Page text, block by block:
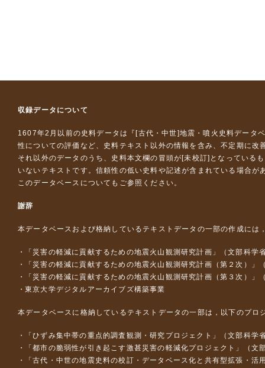
収録データについて
1607年2月以前の史料データは『 [古代・中世]地震・噴火史料データ
性についての評価など、史料テキスト以外の情報を含み、不定期に改
それ以外のデータのうち、史料本文欄の冒頭が[未校訂]となっている
いないテキストです。信頼性の低い史料や記述が含まれている場合が
このデータベースについて もご参照ください。
謝辞
本データベースおよび格納しているテキストデータの一部の作成には
「災害の軽減に貢献するための地震火山観測研究計画」（文部科学
「災害の軽減に貢献するための地震火山観測研究計画（第２次）」
「災害の軽減に貢献するための地震火山観測研究計画（第３次）」
東京大学デジタルアーカイブズ構築事業
本データベースに格納しているテキストデータの一部は，以下のプロ
「ひずみ集中帯の重点的調査観測・研究プロジェクト」（文部科
「都市の脆弱性が引き起こす激甚災害の軽減化プロジェクト」（
「古代・中世の地震史料の校訂・データベース化と共有型拡張・